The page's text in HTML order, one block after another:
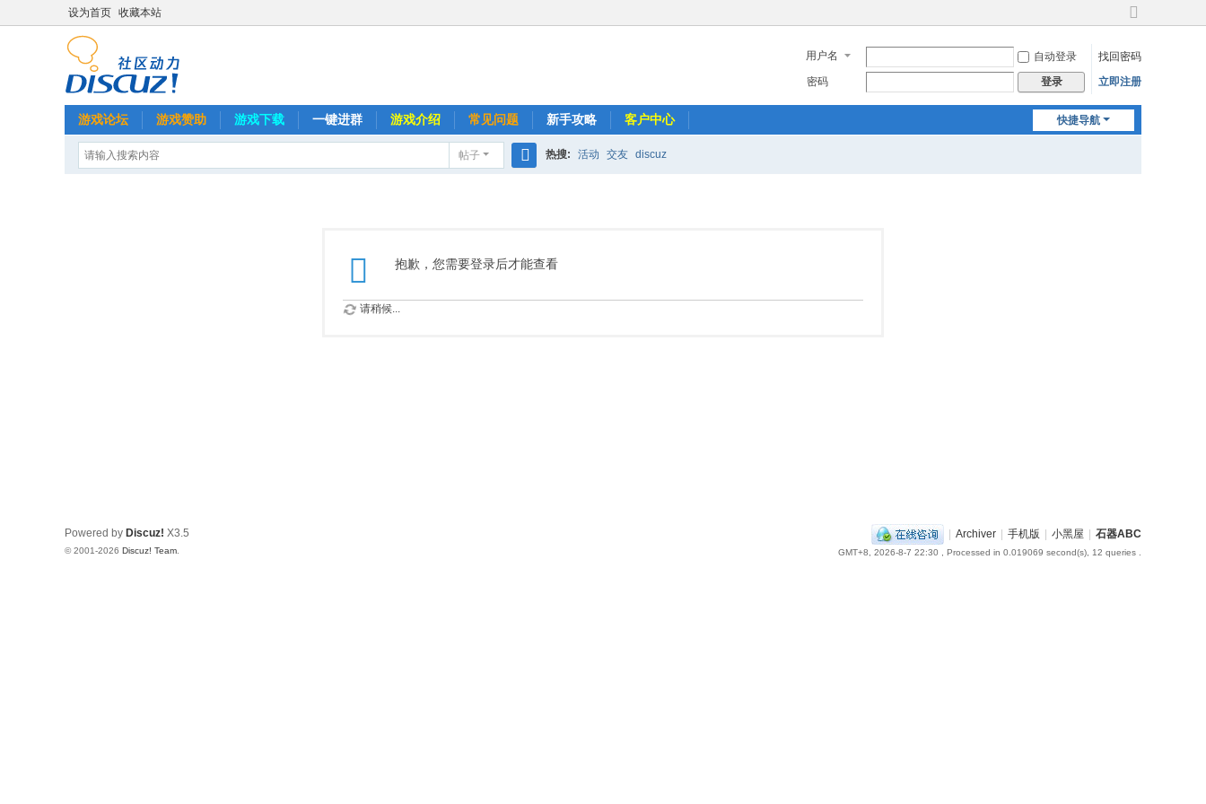
设为首页 收藏本站
切
到
宽
用户名 自动登录
找回密码
密码
登录 立即注册
快捷导航
游戏论坛 游戏赞助 游戏下载 一键进群 游戏介绍 常见问题 新手攻略 客户中心
帖子 热搜: 活动 交友 discuz
抱歉，您需要登录后才能查看
请稍候...
| Archiver | 手机版 | 小黑屋 | 石器ABC
GMT+8, 2026-8-7 22:30 , Processed in 0.019069 second(s), 12 queries .
Powered by Discuz! X3.5
© 2001-2026 Discuz! Team